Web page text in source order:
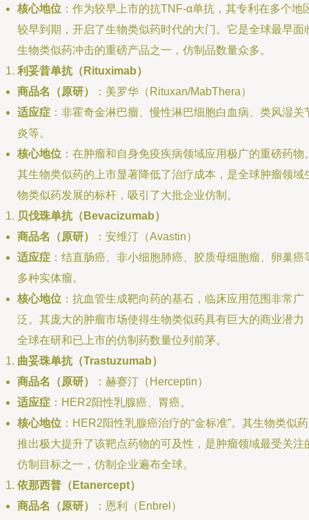
核心地位 ：作为较早上市的抗TNF-α单抗，其专利在多个地
较早到期，开启了生物类似药时代的大门。它是全球最早面
生物类似药冲击的重磅产品之一，仿制品数量众多。
利妥昔单抗（Rituximab）
商品名（原研）
：美罗华（Rituxan/MabThera）
适应症 ：非霍奇金淋巴瘤、慢性淋巴细胞白血病、类风湿关
炎等。
核心地位 ：在肿瘤和自身免疫疾病领域应用极广的重磅药物
其生物类似药的上市显著降低了治疗成本，是全球肿瘤领域
物类似药发展的标杆，吸引了大批企业仿制。
贝伐珠单抗（Bevacizumab）
商品名（原研）
：安维汀（Avastin）
适应症 ：结直肠癌、非小细胞肺癌、胶质母细胞瘤、卵巢癌
多种实体瘤。
核心地位 ：抗血管生成靶向药的基石，临床应用范围非常广
泛。其庞大的肿瘤市场使得生物类似药具有巨大的商业潜力
全球在研和已上市的仿制药数量位列前茅。
曲妥珠单抗（Trastuzumab）
商品名（原研）
：赫赛汀（Herceptin）
适应症 ：HER2阳性乳腺癌、胃癌。
核心地位 ：HER2阳性乳腺癌治疗的“金标准”。其生物类似
推出极大提升了该靶点药物的可及性，是肿瘤领域最受关注
仿制目标之一，仿制企业遍布全球。
依那西普（Etanercept）
商品名（原研）
：恩利（Enbrel）